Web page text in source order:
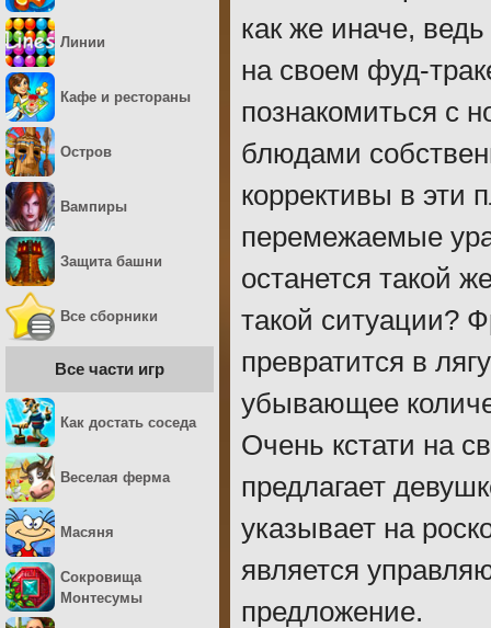
как же иначе,
на своем фуд-
познакомиться с
блюдами
коррективы в эти
перемежаемые
останется такой
такой ситуации?
превратится в
убывающее
Очень кстати на
предлагает
указывает на
является
предложение.
Линии
Кафе и рестораны
Остров
Вампиры
Защита башни
Все сборники
Все части игр
Как достать соседа
Веселая ферма
Масяня
Сокровища
Монтесумы